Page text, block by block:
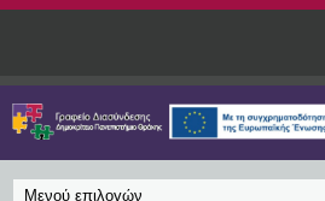
Παράκαμψη προς το κυρίως περιεχόμενο